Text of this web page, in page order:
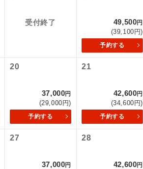
受付終了 49,500円
(39,100円)
予約する
20
37,000円
(29,000円)
予約する
21
42,600円
(34,600円)
予約する
27
37,000円
28
42,600円
終日出発空港（駅）まで添乗員が
での観光案内があります。
文化遺産や自然遺産を訪ねるコー
スです。